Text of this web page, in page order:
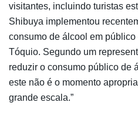
visitantes, incluindo turistas
Shibuya implementou
consumo de álcool em
Tóquio. Segundo um
reduzir o consumo público de
este não é o momento
grande escala.”